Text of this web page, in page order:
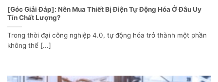
[Góc Giải Đáp]: Nên Mua Thiết Bị Điện Tự Động Hóa Ở Đâu Uy
Tín Chất Lượng?
Trong thời đại công nghiệp 4.0, tự động hóa trở thành một phần
không thể [...]